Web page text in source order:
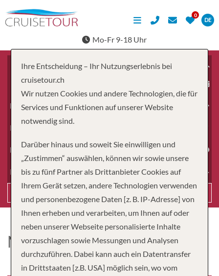
DE
Mo-Fr 9-18 Uhr
Erwachsene
Kinder
Dauer
Reiseart
NORWEGIAN BREAKAWAY
Ihre Entscheidung – Ihr Nutzungserlebnis bei
cruisetour.ch
Wir nutzen Cookies und andere Technologien, die für
Services und Funktionen auf unserer Website
notwendig sind.
Darüber hinaus und soweit Sie einwilligen und
„Zustimmen“ auswählen, können wir sowie unsere
bis zu fünf Partner als Drittanbieter Cookies auf
Ihrem Gerät setzen, andere Technologien verwenden
und personenbezogene Daten [z. B. IP-Adresse] von
Ihnen erheben und verarbeiten, um Ihnen auf oder
neben unserer Webseite personalisierte Inhalte
vorzuschlagen sowie Messungen und Analysen
durchzuführen. Dabei kann auch ein Datentransfer
in Drittstaaten [z.B. USA] möglich sein, wo vom